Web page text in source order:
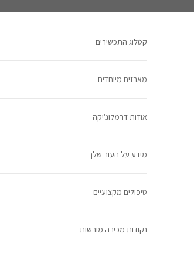
קטלוג התכשירים
מארזים מיוחדים
אודות דרמלוג'יקה
מידע על העור שלך
טיפולים מקצועיים
נקודות מכירה מורשות